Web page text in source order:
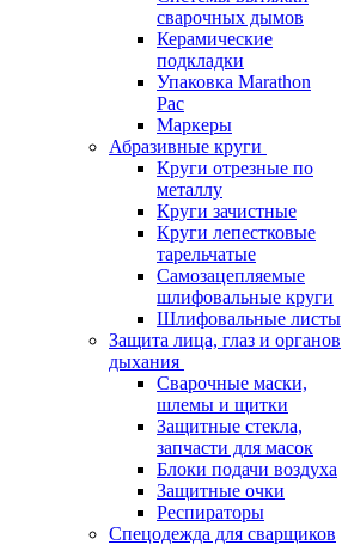
сварочных дымов
Керамические
подкладки
Упаковка Marathon
Pac
Маркеры
Абразивные круги
Круги отрезные по
металлу
Круги зачистные
Круги лепестковые
тарельчатые
Самозацепляемые
шлифовальные круги
Шлифовальные листы
Защита лица, глаз и органов
дыхания
Сварочные маски,
шлемы и щитки
Защитные стекла,
запчасти для масок
Блоки подачи воздуха
Защитные очки
Респираторы
Спецодежда для сварщиков